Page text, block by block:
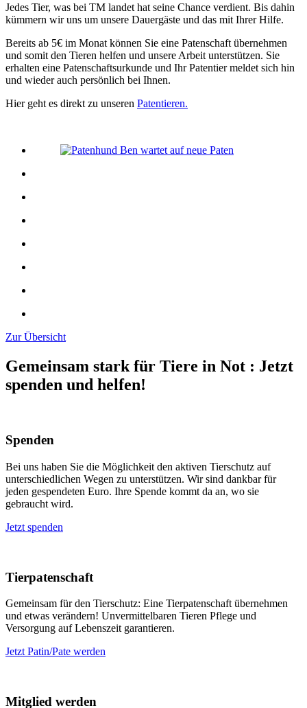
Jedes Tier, was bei TM landet hat seine Chance verdient. Bis dahin
kümmern wir uns um unsere Dauergäste und das mit Ihrer Hilfe.
Bereits ab 5€ im Monat können Sie eine Patenschaft übernehmen
und somit den Tieren helfen und unsere Arbeit unterstützen. Sie
erhalten eine Patenschaftsurkunde und Ihr Patentier meldet sich hin
und wieder auch persönlich bei Ihnen.
Hier geht es direkt zu unseren Patentieren.
Zur Übersicht
Gemeinsam stark für Tiere in Not : Jetzt
spenden und helfen!
Spenden
Bei uns haben Sie die Möglichkeit den aktiven Tierschutz auf
unterschiedlichen Wegen zu unterstützen. Wir sind dankbar für
jeden gespendeten Euro. Ihre Spende kommt da an, wo sie
gebraucht wird.
Jetzt spenden
Tierpatenschaft
Gemeinsam für den Tierschutz: Eine Tierpatenschaft übernehmen
und etwas verändern! Unvermittelbaren Tieren Pflege und
Versorgung auf Lebenszeit garantieren.
Jetzt Patin/Pate werden
Mitglied werden